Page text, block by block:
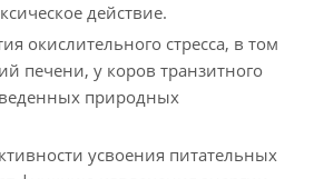
действие.
окислительного стресса, в том
печени, у коров транзитного
природных
усвоения питательных